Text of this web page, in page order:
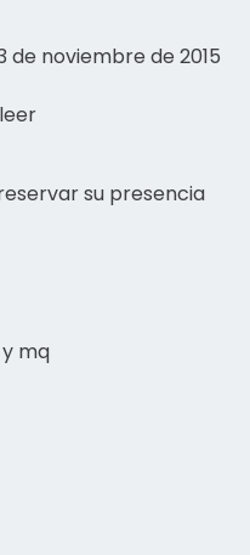
de noviembre de 2015
su presencia